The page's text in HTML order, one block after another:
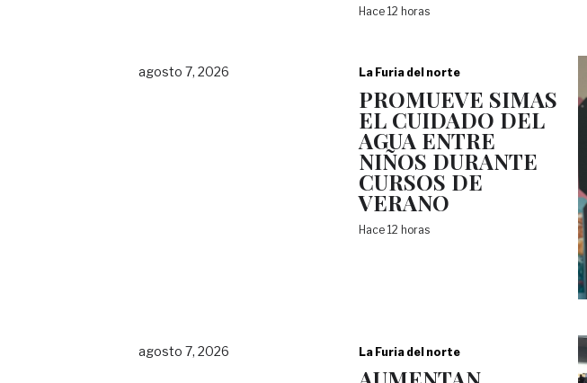
Hace 12 horas
agosto 7, 2026 La Furia del norte
PROMUEVE SIMAS
EL CUIDADO DEL
AGUA ENTRE
NIÑOS DURANTE
CURSOS DE
VERANO
Hace 12 horas
agosto 7, 2026 La Furia del norte